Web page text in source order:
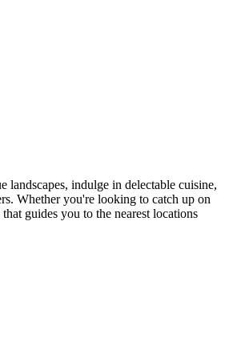
indulge in delectable cuisine,
Whether you're looking to catch up on
guides you to the nearest locations